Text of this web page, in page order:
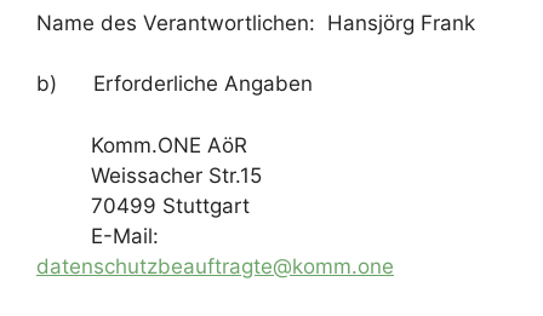
Name des Verantwortlichen: Hansjörg Frank
b) Erforderliche Angaben
Komm.ONE AöR
Weissacher Str.15
70499 Stuttgart
E-Mail:
datenschutzbeauftragte@komm.one